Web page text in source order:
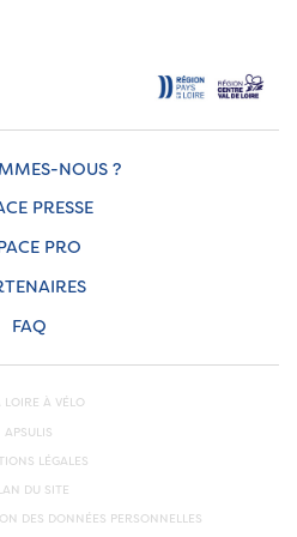
NOUS ?
PRESSE
PRO
FAQ
À VÉLO
APSULIS
LÉGALES
DU SITE
DES DONNÉES PERSONNELLES